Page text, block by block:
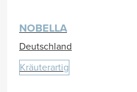
NOBELLA
Deutschland
Kräuterartig